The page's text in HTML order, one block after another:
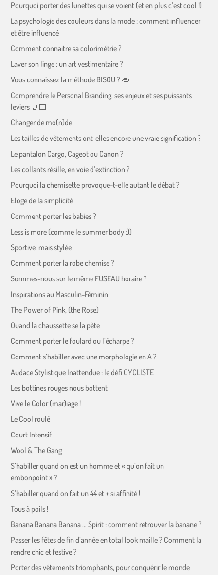
Pourquoi porter des lunettes qui se voient (et en plus c’est cool !)
La psychologie des couleurs dans la mode : comment influencer
et être influencé
Comment connaitre sa colorimétrie ?
Laver son linge : un art vestimentaire ?
Vous connaissez la méthode BISOU ? 👄
Comprendre le Personal Branding, ses enjeux et ses puissants
leviers 🤘🏻
Changer de mo(n)de
Les tailles de vêtements ont-elles encore une vraie signification ?
Le pantalon Cargo, Cageot ou Canon ?
Les collants résille, en voie d’extinction ?
Pourquoi la chemisette provoque-t-elle autant le débat ?
Eloge de la simplicité
Comment porter les babies ?
Less is more (comme le summer body :))
Sportive, mais stylée
Comment porter la robe chemise ?
Sommes-nous sur le même FUSEAU horaire ?
Inspirations au Masculin-Féminin
The Power of Pink, (the Rose)
Quand la chaussette se la pète
Comment porter le foulard ou l’écharpe ?
Comment s’habiller avec une morphologie en A ?
Audace Stylistique Inattendue : le défi CYCLISTE
Les bottines rouges nous bottent
Vive le Color (mar)iage !
Le Cool roulé
Court Intensif
Wool & The Gang
S’habiller quand on est un homme et « qu’on fait un
embonpoint » ?
S’habiller quand on fait un 44 et + si affinité !
Tous à poils !
Banana Banana Banana … Spirit : comment retrouver la banane ?
Passer les fêtes de fin d’année en total look maille ? Comment la
rendre chic et festive ?
Porter des vêtements triomphants, pour conquérir le monde